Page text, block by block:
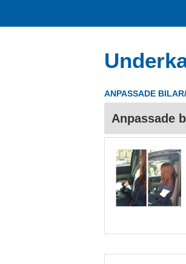
ANPASSADE
Anpassade